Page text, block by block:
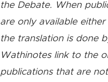
the Debate. When
are only available
the translation is done
Wathinotes link to the
publications that are